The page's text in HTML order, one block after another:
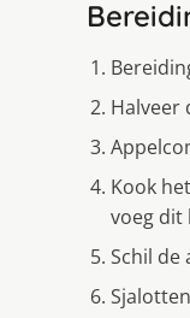
Halveer
Kook
voeg dit
Schil de